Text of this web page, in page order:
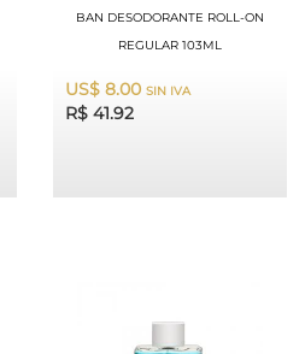
BAN DESODORANTE ROLL-ON
REGULAR 103ML
US$ 8.00 SIN IVA
R$ 41.92